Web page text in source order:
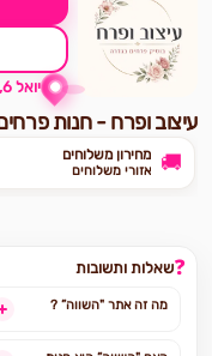
יואל 6, גדרה
עיצוב ופרח - חנות
מחירון משלוחים
אזורי משלוחים 🚚
❓שאלות ותשובות
מה זה אתר "השווה” ?